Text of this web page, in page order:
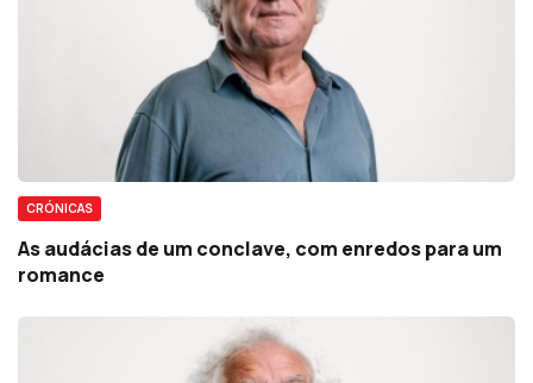
CRÓNICAS
As audácias de um conclave, com enredos para um
romance